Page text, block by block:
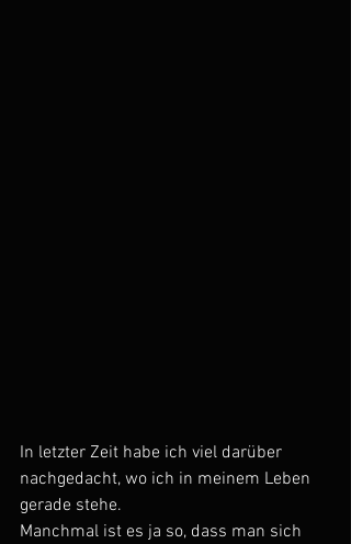
In letzter Zeit habe ich viel darüber
nachgedacht, wo ich in meinem Leben
gerade stehe.
Manchmal ist es ja so, dass man sich